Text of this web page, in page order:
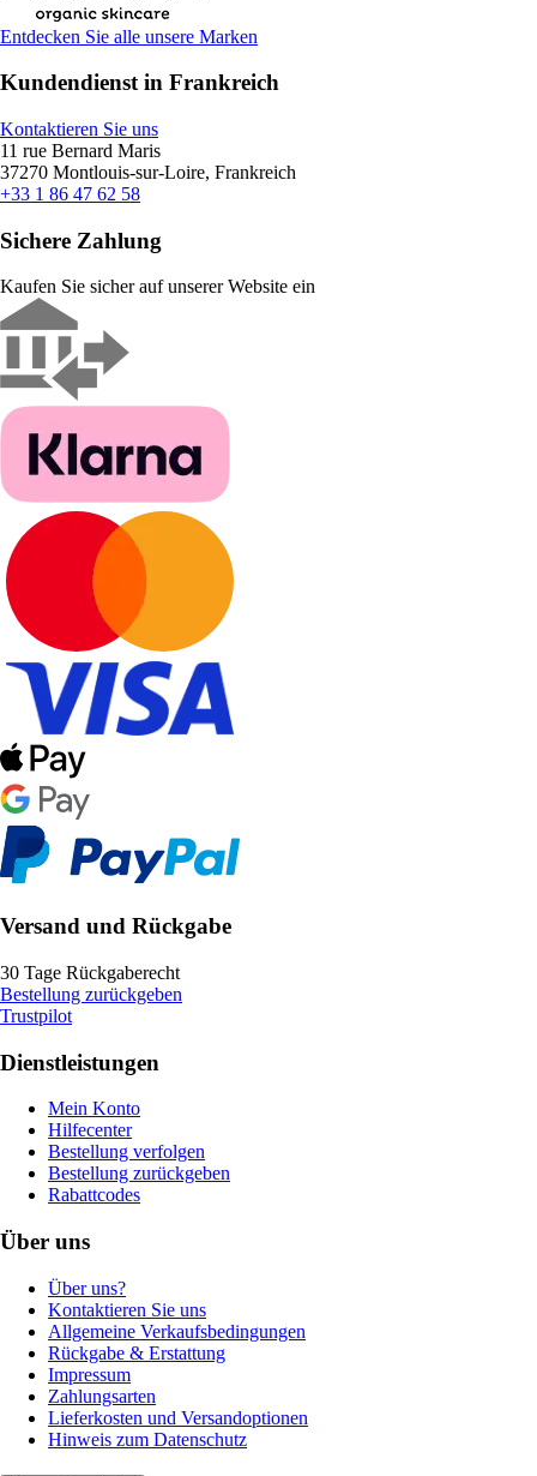
Entdecken Sie alle unsere Marken
Kundendienst in Frankreich
Kontaktieren Sie uns
11 rue Bernard Maris
37270 Montlouis-sur-Loire, Frankreich
+33 1 86 47 62 58
Sichere Zahlung
Kaufen Sie sicher auf unserer Website ein
Versand und Rückgabe
30 Tage Rückgaberecht
Bestellung zurückgeben
Trustpilot
Dienstleistungen
Mein Konto
Hilfecenter
Bestellung verfolgen
Bestellung zurückgeben
Rabattcodes
Über uns
Über uns?
Kontaktieren Sie uns
Allgemeine Verkaufsbedingungen
Rückgabe & Erstattung
Impressum
Zahlungsarten
Lieferkosten und Versandoptionen
Hinweis zum Datenschutz